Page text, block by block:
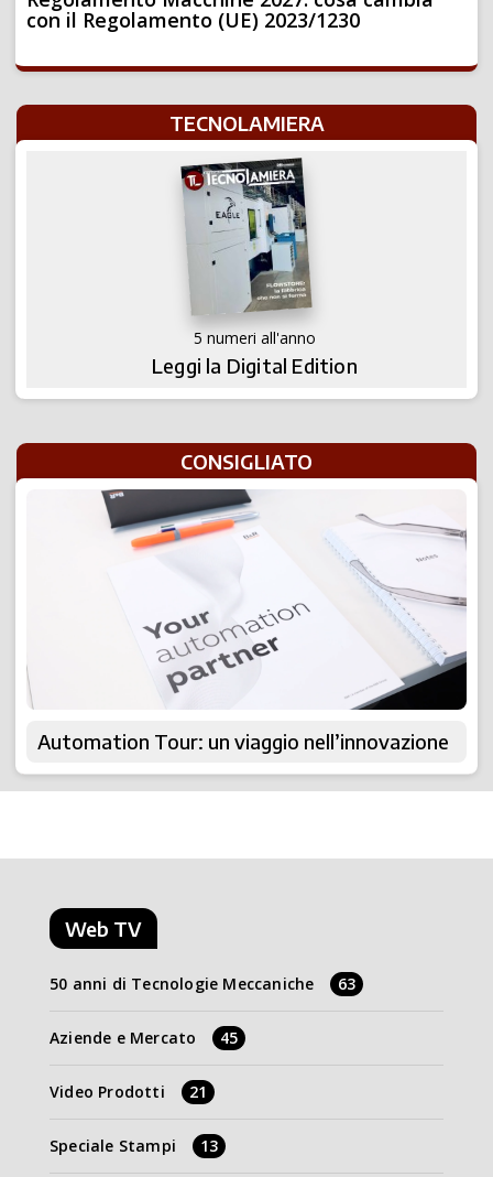
con il Regolamento (UE) 2023/1230
TECNOLAMIERA
5 numeri all'anno
Leggi la Digital Edition
CONSIGLIATO
Automation Tour: un viaggio nell’innovazione
Web TV
50 anni di Tecnologie Meccaniche 63
Aziende e Mercato 45
Video Prodotti 21
Speciale Stampi 13